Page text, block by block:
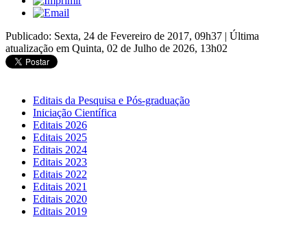
Publicado: Sexta, 24 de Fevereiro de 2017, 09h37 | Última
atualização em Quinta, 02 de Julho de 2026, 13h02
Editais da Pesquisa e Pós-graduação
Iniciação Científica
Editais 2026
Editais 2025
Editais 2024
Editais 2023
Editais 2022
Editais 2021
Editais 2020
Editais 2019